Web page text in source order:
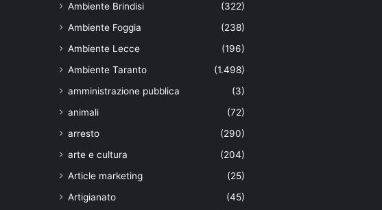
Ambiente Brindisi
(322)
Ambiente Foggia
(238)
Ambiente Lecce
(196)
Ambiente Taranto
(1.498)
amministrazione pubblica
(3)
animali
(72)
arresto
(290)
arte e cultura
(204)
Article marketing
(25)
Artigianato
(45)